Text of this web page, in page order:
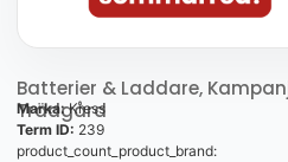
Batterier & Laddare,
Trädgård
Marka:Kress
Term ID: 239
product_count_product_brand: